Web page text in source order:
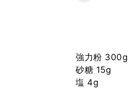
強力粉 300g
砂糖 15g
塩 4g